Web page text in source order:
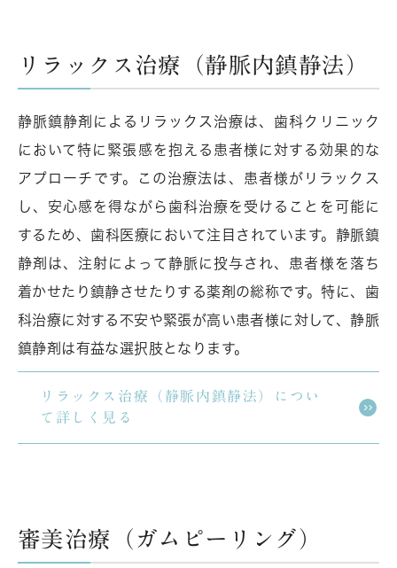
リラックス治療（静脈内鎮静法）
静脈鎮静剤によるリラックス治療は、歯科クリニック
において特に緊張感を抱える患者様に対する効果的な
アプローチです。この治療法は、患者様がリラックス
し、安心感を得ながら歯科治療を受けることを可能に
するため、歯科医療において注目されています。静脈鎮
静剤は、注射によって静脈に投与され、患者様を落ち
着かせたり鎮静させたりする薬剤の総称です。特に、歯
科治療に対する不安や緊張が高い患者様に対して、静脈
鎮静剤は有益な選択肢となります。
リラックス治療（静脈内鎮静法）につい
て詳しく見る
審美治療（ガムピーリング）